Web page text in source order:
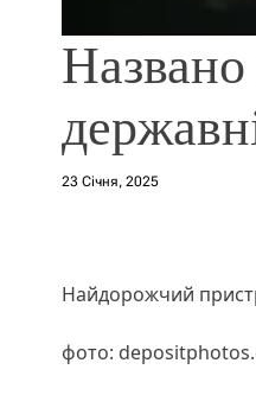
23 Січня, 2025
Найдорожчий
фото: